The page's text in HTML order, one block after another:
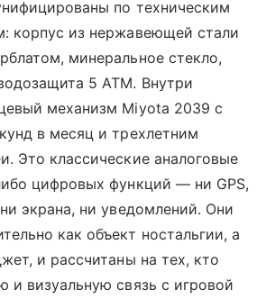
по техническим
корпус из нержавеющей стали
минеральное стекло,
5 ATM. Внутри
механизм Miyota 2039 с
в месяц и трехлетним
Это классические аналоговые
цифровых функций — ни GPS,
экрана, ни уведомлений. Они
как объект ностальгии, а
и рассчитаны на тех, кто
и визуальную связь с игровой